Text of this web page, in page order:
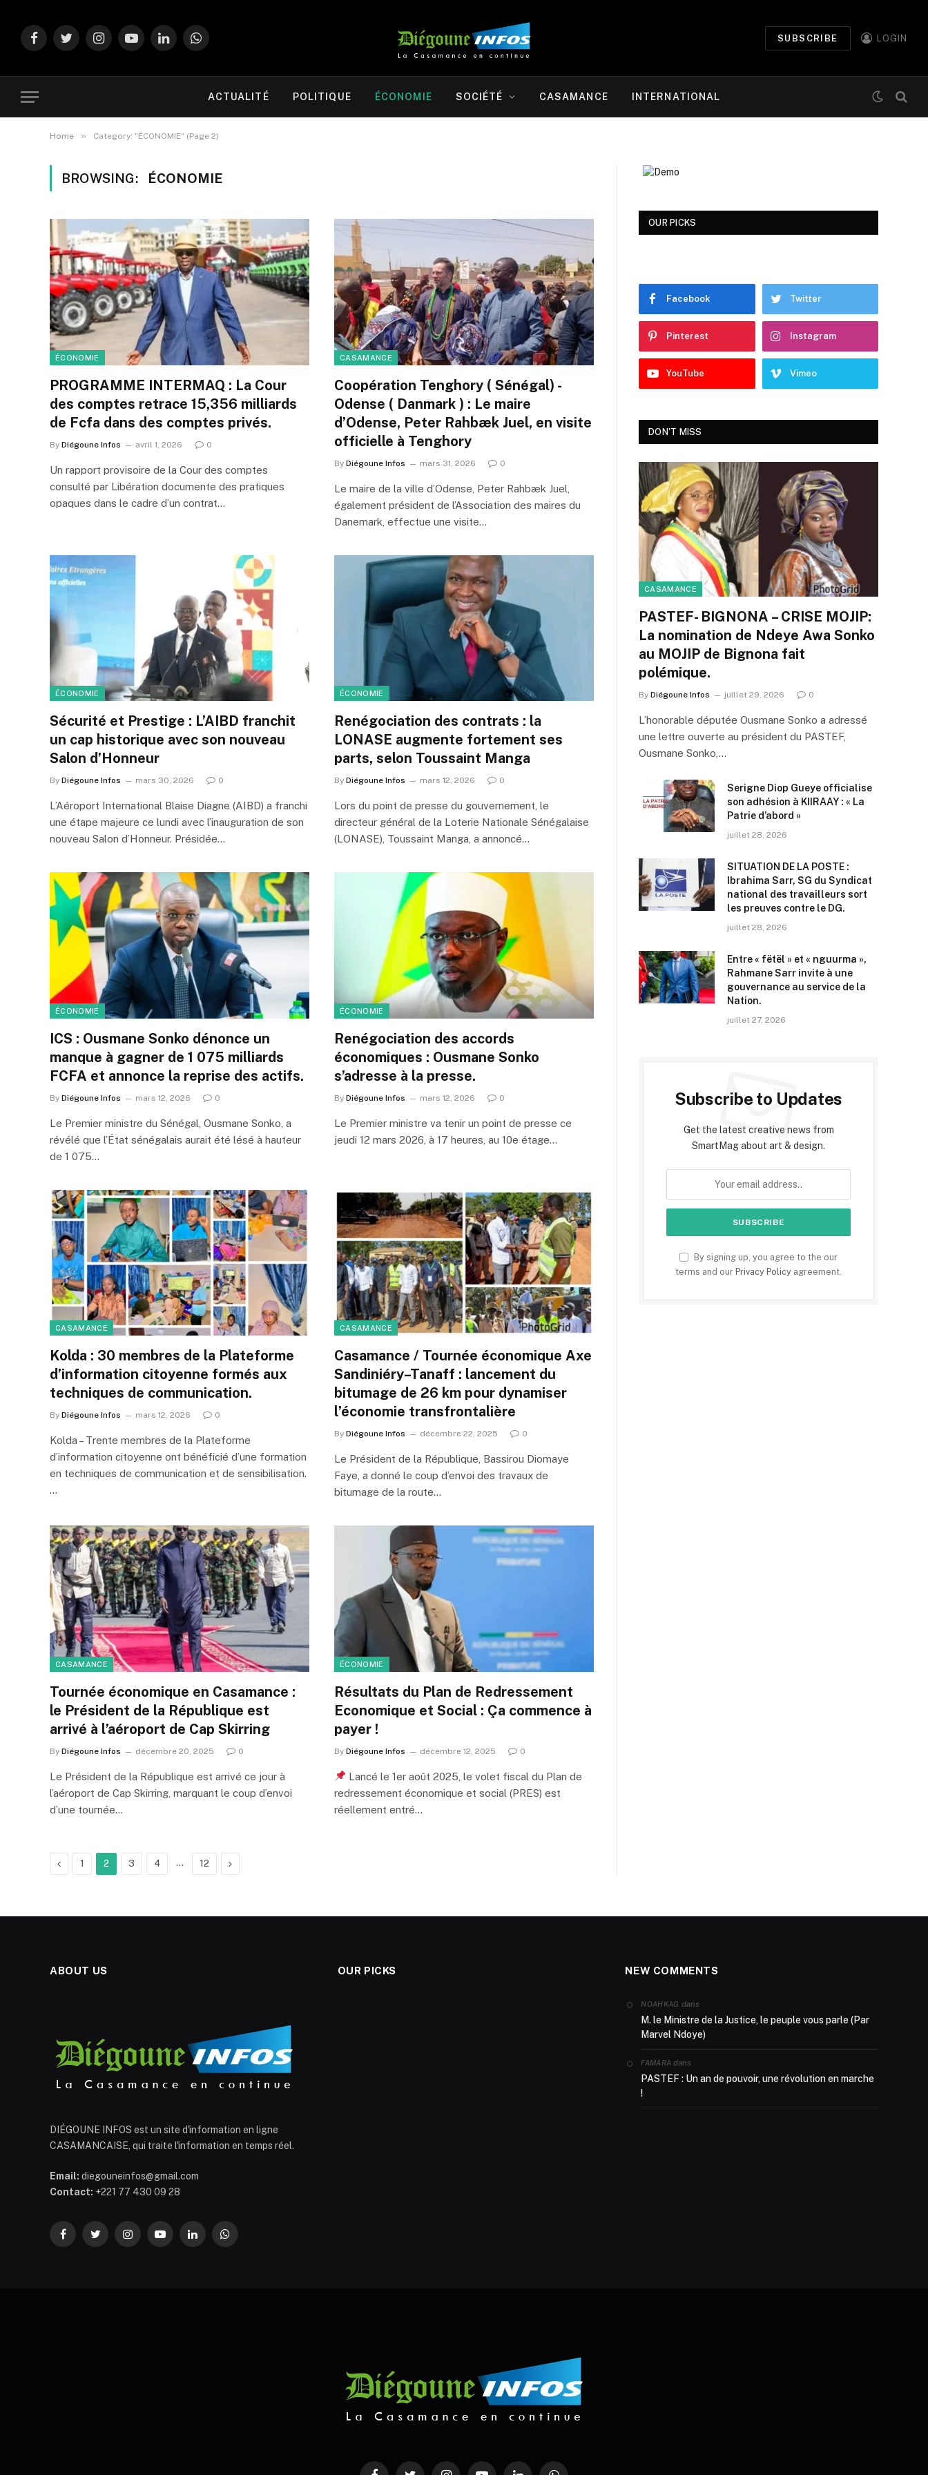
FacebookTwitterInstagramYouTubeLinkedInWhatsApp
SUBSCRIBE LOGIN
ACTUALITÉ POLITIQUE ÉCONOMIE SOCIÉTÉ CASAMANCE INTERNATIONAL
Home » Category: "ÉCONOMIE" (Page 2)
BROWSING: ÉCONOMIE
ÉCONOMIE
PROGRAMME INTERMAQ : La Cour
des comptes retrace 15,356 milliards
de Fcfa dans des comptes privés.
By Diégoune Infos avril 1, 2026 0
Un rapport provisoire de la Cour des comptes
consulté par Libération documente des pratiques
opaques dans le cadre d’un contrat…
CASAMANCE
Coopération Tenghory ( Sénégal) -
Odense ( Danmark ) : Le maire
d’Odense, Peter Rahbæk Juel, en visite
officielle à Tenghory
By Diégoune Infos mars 31, 2026 0
Le maire de la ville d’Odense, Peter Rahbæk Juel,
également président de l’Association des maires du
Danemark, effectue une visite…
ÉCONOMIE
Sécurité et Prestige : L’AIBD franchit
un cap historique avec son nouveau
Salon d’Honneur
By Diégoune Infos mars 30, 2026 0
L’Aéroport International Blaise Diagne (AIBD) a franchi
une étape majeure ce lundi avec l’inauguration de son
nouveau Salon d’Honneur. Présidée…
ÉCONOMIE
Renégociation des contrats : la
LONASE augmente fortement ses
parts, selon Toussaint Manga
By Diégoune Infos mars 12, 2026 0
Lors du point de presse du gouvernement, le
directeur général de la Loterie Nationale Sénégalaise
(LONASE), Toussaint Manga, a annoncé…
ÉCONOMIE
ICS : Ousmane Sonko dénonce un
manque à gagner de 1 075 milliards
FCFA et annonce la reprise des actifs.
By Diégoune Infos mars 12, 2026 0
Le Premier ministre du Sénégal, Ousmane Sonko, a
révélé que l’État sénégalais aurait été lésé à hauteur
de 1 075…
ÉCONOMIE
Renégociation des accords
économiques : Ousmane Sonko
s’adresse à la presse.
By Diégoune Infos mars 12, 2026 0
Le Premier ministre va tenir un point de presse ce
jeudi 12 mars 2026, à 17 heures, au 10e étage…
CASAMANCE
Kolda : 30 membres de la Plateforme
d’information citoyenne formés aux
techniques de communication.
By Diégoune Infos mars 12, 2026 0
Kolda – Trente membres de la Plateforme
d’information citoyenne ont bénéficié d’une formation
en techniques de communication et de sensibilisation.
…
CASAMANCE
Casamance / Tournée économique Axe
Sandiniéry–Tanaff : lancement du
bitumage de 26 km pour dynamiser
l’économie transfrontalière
By Diégoune Infos décembre 22, 2025 0
Le Président de la République, Bassirou Diomaye
Faye, a donné le coup d’envoi des travaux de
bitumage de la route…
CASAMANCE
Tournée économique en Casamance :
le Président de la République est
arrivé à l’aéroport de Cap Skirring
By Diégoune Infos décembre 20, 2025 0
Le Président de la République est arrivé ce jour à
l’aéroport de Cap Skirring, marquant le coup d’envoi
d’une tournée…
ÉCONOMIE
Résultats du Plan de Redressement
Economique et Social : Ça commence à
payer !
By Diégoune Infos décembre 12, 2025 0
Lancé le 1er août 2025, le volet fiscal du Plan de
redressement économique et social (PRES) est
réellement entré…
Previous
1 2 3 4 … 12 Next
OUR PICKS
Facebook Twitter
Pinterest Instagram
YouTube Vimeo
DON'T MISS
CASAMANCE
PASTEF- BIGNONA – CRISE MOJIP:
La nomination de Ndeye Awa Sonko
au MOJIP de Bignona fait
polémique.
By Diégoune Infos juillet 29, 2026 0
L’honorable députée Ousmane Sonko a adressé
une lettre ouverte au président du PASTEF,
Ousmane Sonko,…
Serigne Diop Gueye officialise
son adhésion à KIIRAAY : « La
Patrie d’abord »
juillet 28, 2026
SITUATION DE LA POSTE :
Ibrahima Sarr, SG du Syndicat
national des travailleurs sort
les preuves contre le DG.
juillet 28, 2026
Entre « fëtël » et « nguurma »,
Rahmane Sarr invite à une
gouvernance au service de la
Nation.
juillet 27, 2026
Subscribe to Updates
Get the latest creative news from
SmartMag about art & design.
By signing up, you agree to the our
terms and our Privacy Policy agreement.
ABOUT US
DIÉGOUNE INFOS est un site d'information en ligne
CASAMANCAISE, qui traite l'information en temps réel.
Email: diegouneinfos@gmail.com
Contact: +221 77 430 09 28
FacebookTwitterInstagramYouTubeLinkedInWhatsApp
OUR PICKS NEW COMMENTS
NOAHKAG dans
M. le Ministre de la Justice, le peuple vous parle (Par
Marvel Ndoye)
FAMARA dans
PASTEF : Un an de pouvoir, une révolution en marche
!